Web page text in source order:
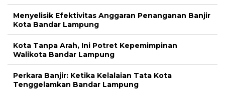
Menyelisik Efektivitas Anggaran Penanganan Banjir
Kota Bandar Lampung
Kota Tanpa Arah, Ini Potret Kepemimpinan
Walikota Bandar Lampung
Perkara Banjir: Ketika Kelalaian Tata Kota
Tenggelamkan Bandar Lampung